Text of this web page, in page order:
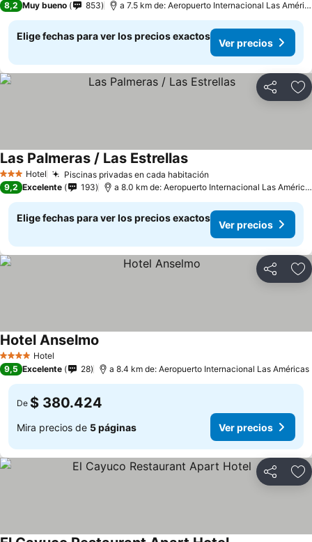
8,2 Muy bueno 853 a 7.5 km de: Aeropuerto Internacional Las Américas
Elige fechas para ver los precios exactos
Ver precios
Compartir
3 Estrellas
Hotel Piscinas privadas en cada habitación
Las Palmeras / Las Estrellas
9,2 Excelente 193 a 8.0 km de: Aeropuerto Internacional Las Américas
Elige fechas para ver los precios exactos
Ver precios
Compartir
4 EstrellasHotel
Hotel Anselmo
9,5 Excelente 28 a 8.4 km de: Aeropuerto Internacional Las Américas
De $ 380.424
Mira precios de 5 páginas Ver precios
Compartir